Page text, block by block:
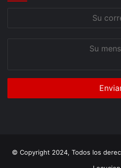
© Copyright 2024, Todos los